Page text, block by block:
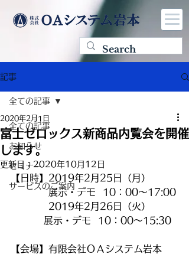
記事
全ての記事
お知らせ
セミナー
サービスのご案内
全ての記事
富士ゼロックス新商品内覧会を開催
します。
2020年2月1日
更新日：2020年10月12日
【日時】2019年2月25日（月）
展示・デモ  10：00～17:00
2019年2月26日（火）
展示・デモ  10：00～15:30
【会場】有限会社ＯＡシステム岩本